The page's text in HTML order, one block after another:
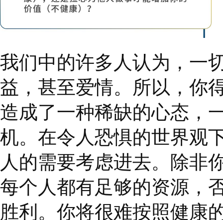
是在自动驾驶模式下
以专注于其他事情，
时，让我们的意图在
通过以下问题来评估